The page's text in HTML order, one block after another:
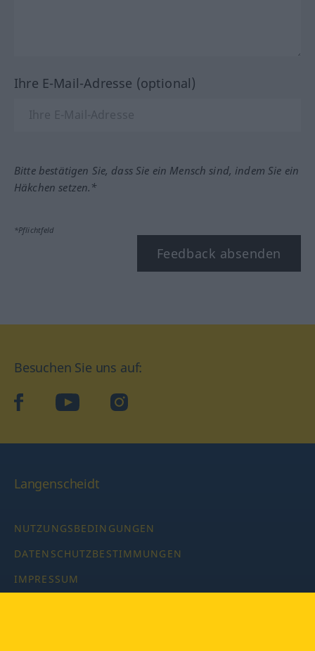
Ihre E-Mail-Adresse (optional)
Bitte bestätigen Sie, dass Sie ein Mensch sind, indem Sie ein
Häkchen setzen.*
*Pflichtfeld
Feedback absenden
Besuchen Sie uns auf:
facebookYouTube Instagram
Langenscheidt
NUTZUNGSBEDINGUNGEN
DATENSCHUTZBESTIMMUNGEN
IMPRESSUM